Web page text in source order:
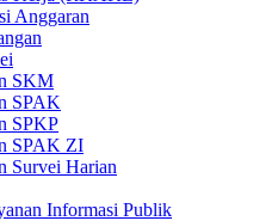
Anggaran
SKM
SPAK
SPKP
SPAK ZI
Survei Harian
Informasi Publik